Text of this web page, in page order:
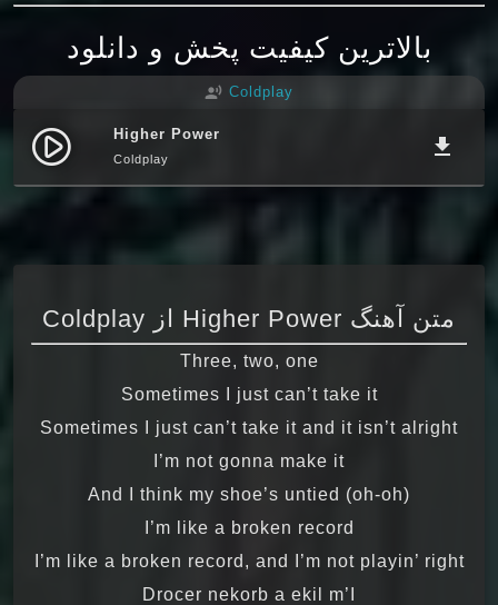
بالاترین کیفیت پخش و دانلود
record_voice_over Coldplay
play_circle_filled Higher Power
Coldplay file_download
متن آهنگ Higher Power از Coldplay
Three, two, one
Sometimes I just can’t take it
Sometimes I just can’t take it and it isn’t alright
I’m not gonna make it
And I think my shoe’s untied (oh-oh)
I’m like a broken record
I’m like a broken record, and I’m not playin’ right
Drocer nekorb a ekil m’I